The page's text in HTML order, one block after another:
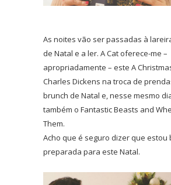
As noites vão ser passadas à
de Natal e a ler. A Cat oferece-me –
apropriadamente – este A
Charles Dickens na troca de
brunch de Natal e, nesse mesmo
também o Fantastic Beasts and
Them.
Acho que é seguro dizer que estou
preparada para este Natal.